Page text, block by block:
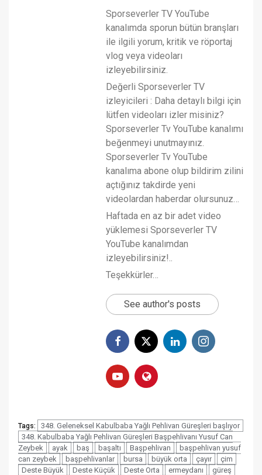
Sporseverler TV YouTube
kanalımda sporun bütün branşları
ile ilgili yorum, kritik ve röportaj
vlog veya videoları
izleyebilirsiniz.
Değerli Sporseverler TV
izleyicileri : Daha detaylı bilgi için
lütfen videoları izler misiniz?
Sporseverler Tv YouTube kanalımı
beğenmeyi unutmayınız.
Sporseverler Tv YouTube
kanalıma abone olup bildirim zilini
açtığınız takdirde yeni
videolardan haberdar olursunuz…
Haftada en az bir adet video
yüklemesi Sporseverler TV
YouTube kanalımdan
izleyebilirsiniz!..
Teşekkürler…
See author's posts
Tags:
348. Geleneksel Kabulbaba Yağlı Pehlivan Güreşleri başlıyor
348. Kabulbaba Yağlı Pehlivan Güreşleri Başpehlivanı Yusuf Can
Zeybek
ayak baş başaltı Başpehlivan
başpehlivan yusuf
can zeybek
başpehlivanlar bursa büyük orta çayır
çim
Deste Büyük
Deste Küçük Deste Orta ermeydanı
güreş